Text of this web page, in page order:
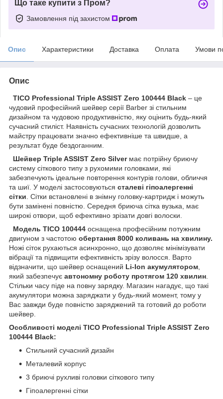
Що таке купити з Пром?
Замовлення під захистом
Опис Характеристики Доставка Оплата Умови
Опис
TICO Professional Triple ASSIST Zero 100444 Black – це
чудовий професійний шейвер серії Barber зі стильним
дизайном та чудовою продуктивністю, яку оцінить будь-який
сучасний стиліст. Наявність сучасних технологій дозволить
майстру працювати значно ефективніше та швидше, а
результат буде бездоганним.
Шейвер Triple ASSIST Zero Silverмає потрійну бриючу
систему сіткового типу з рухомими головками, які
забезпечують ідеальне повторення контурів голови, обличчя
та шиї. У моделі застосовуються сталеві гіпоалергенні
сітки . Сітки встановлені в знімну головку-картридж і можуть
бути замінені повністю. Середня бриюча сітка вузька, має
широкі отвори, щоб ефективно зрізати довгі волоски.
Модель TICO 100444 оснащена професійним потужним
двигуном з частотою обертання 8000 коливань на хвилину.
Ножі сіток рухаються асинхронно, що дозволяє мінімізувати
вібрації та підвищити ефективність зрізу волосся. Варто
відзначити, що шейвер оснащений Li-Ion акумулятором
який забезпечує автономну роботу протягом 120 хвилин
Стільки часу піде на повну зарядку. Магазин нагадує, що такі
акумулятори можна заряджати у будь-який момент, тому у
Вас завжди буде повністю заряджений та готовий до роботи
шейвер.
Особливості моделі TICO Professional Triple ASSIST Zero
100444 Black:
Стильний сучасний дизайн
Металевий корпус
3 бриючі рухливі головки сіткового типу
Гіпоалергенні сітки